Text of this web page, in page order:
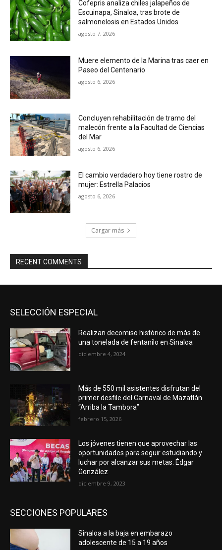
Cofepris analiza chiles jalapeños de
Escuinapa, Sinaloa, tras brote de
salmonelosis en Estados Unidos
agosto 7, 2026
Muere elemento de la Marina tras caer en
Paseo del Centenario
agosto 6, 2026
Concluyen rehabilitación de tramo del
malecón frente a la Facultad de Ciencias
del Mar
agosto 6, 2026
El cambio verdadero hoy tiene rostro de
mujer: Estrella Palacios
agosto 6, 2026
Cargar más
RECENT COMMENTS
SELECCIÓN ESPECIAL
Realizan decomiso histórico de más de
una tonelada de fentanilo en Sinaloa
diciembre 4, 2024
Más de 550 mil asistentes disfrutan del
primer desfile del Carnaval de Mazatlán
“Arriba la Tambora”
febrero 15, 2026
Los jóvenes tienen que aprovechar las
oportunidades para seguir estudiando y
luchar por alcanzar sus metas: Édgar
González
diciembre 9, 2023
SECCIONES POPULARES
Sinaloa a la baja en embarazo
adolescente de 15 a 19 años